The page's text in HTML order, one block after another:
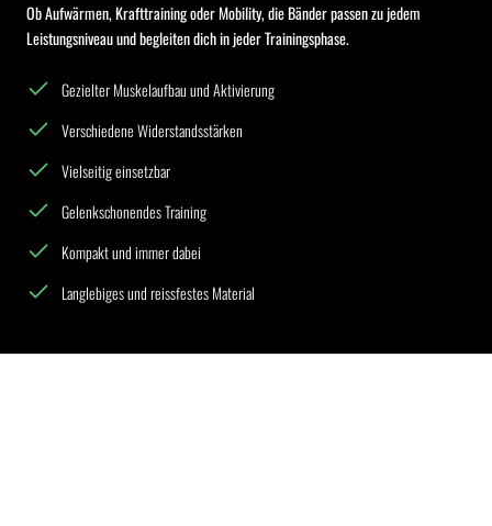
Ob Aufwärmen, Krafttraining oder Mobility, die Bänder passen zu jedem
Leistungsniveau und begleiten dich in jeder Trainingsphase.
Gezielter Muskelaufbau und Aktivierung
Verschiedene Widerstandsstärken
Vielseitig einsetzbar
Gelenkschonendes Training
Kompakt und immer dabei
Langlebiges und reissfestes Material